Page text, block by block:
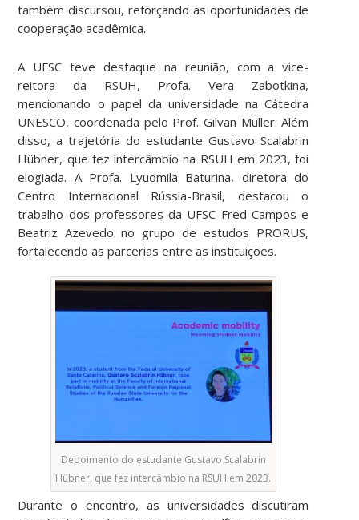
também discursou, reforçando as oportunidades de
cooperação acadêmica.
A UFSC teve destaque na reunião, com a vice-
reitora da RSUH, Profa. Vera Zabotkina,
mencionando o papel da universidade na Cátedra
UNESCO, coordenada pelo Prof. Gilvan Müller. Além
disso, a trajetória do estudante Gustavo Scalabrin
Hübner, que fez intercâmbio na RSUH em 2023, foi
elogiada. A Profa. Lyudmila Baturina, diretora do
Centro Internacional Rússia-Brasil, destacou o
trabalho dos professores da UFSC Fred Campos e
Beatriz Azevedo no grupo de estudos PRORUS,
fortalecendo as parcerias entre as instituições.
Depoimento do estudante Gustavo Scalabrin
Hübner, que fez intercâmbio na RSUH em 2023.
Durante o encontro, as universidades discutiram